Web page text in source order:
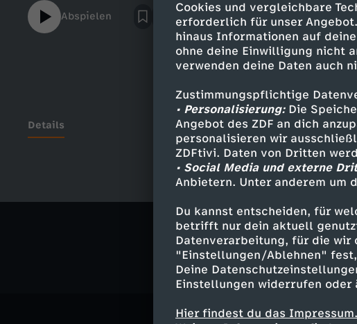
Cookies und vergleichbare
erforderlich für unser
hinaus Informationen auf
ohne deine Einwilligung nicht
verwenden deine Daten auch
Zustimmungspflichtige
• Personalisierung:Die
Angebot des ZDF an dich
personalisieren wir
ZDFtivi. Daten von Dritten
• Social Media und externe
Anbietern. Unter anderem um
Du kannst entscheiden, für
betrifft nur dein aktuell
Datenverarbeitung, für die wir
"Einstellungen/Ablehnen"
Deine
Einstellungen widerrufen oder
Hier findest du das Impressum.
überhaupt nicht gegeben und zweitens waren
kann Kemal Kılıçdaroğlu (CHP) drei mal im
die Teilnehmer des Adalet-Protests sind laut der
so schlimm wie die Putschisten vom 15. Juli!
Putsch bzw. Putschversuch hätten die
Abspielen
Details
Ähnliche
Politik